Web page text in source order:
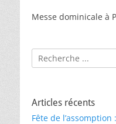
Messe dominicale à
Rechercher :
Articles récents
Fête de